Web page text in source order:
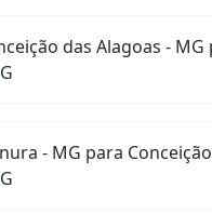
das Alagoas -
- MG para